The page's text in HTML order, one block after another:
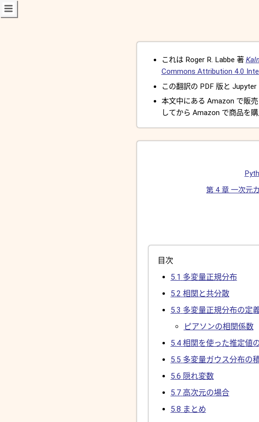
これは Roger R. Labbe 著
Commons Attribution 4.0
この翻訳の PDF 版と
本文中にある Amazon で販
してから Amazon で商品を
第 4 章 一次元
目次
5.1 多変量正規分布
5.2 相関と共分散
5.3 多変量正規分布の定
ピアソンの相関係数
5.4 相関を使った推定値
5.5 多変量ガウス分布の
5.6 隠れ変数
5.7 高次元の場合
5.8 まとめ